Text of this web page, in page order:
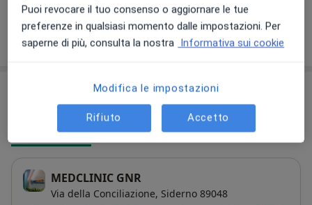
Come funzionano i prezzi?
Indirizzo 2
MEDCLINIC GNR
Via della Conciliazione, Siderno 89048
Puoi revocare il tuo consenso o aggiornare le tue
preferenze in qualsiasi momento dalle impostazioni. Per
saperne di più, consulta la nostra Informativa sui cookie
Modifica le impostazioni
Rifiuto Accetto